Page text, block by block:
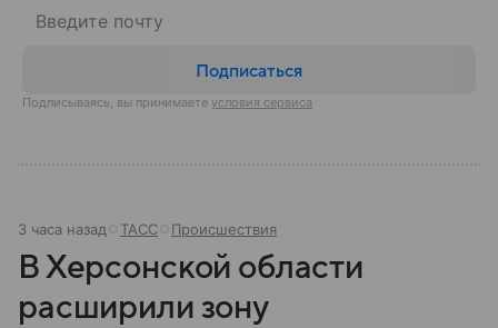
Подписаться
Подписываясь, вы принимаете условия сервиса
3 часа назад ТАСС Происшествия
В Херсонской области
расширили зону